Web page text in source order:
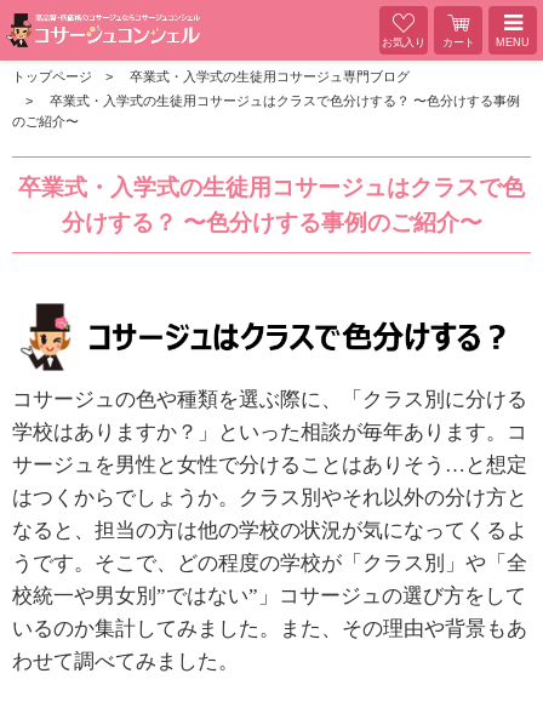
お気入り カート MENU
トップページ
卒業式・入学式の生徒用コサージュ専門ブログ
卒業式・入学式の生徒用コサージュはクラスで色分けする？ 〜色分けする事例
のご紹介〜
卒業式・入学式の生徒用コサージュはクラスで色
分けする？ 〜色分けする事例のご紹介〜
コサージュの色や種類を選ぶ際に、「クラス別に分ける
学校はありますか？」といった相談が毎年あります。コ
サージュを男性と女性で分けることはありそう … と想定
はつくからでしょうか。クラス別やそれ以外の分け方と
なると、担当の方は他の学校の状況が気になってくるよ
うです。そこで、どの程度の学校が「クラス別」や「全
校統一や男女別 ”ではない” 」コサージュの選び方をして
いるのか集計してみました。また、その理由や背景もあ
わせて調べてみました。